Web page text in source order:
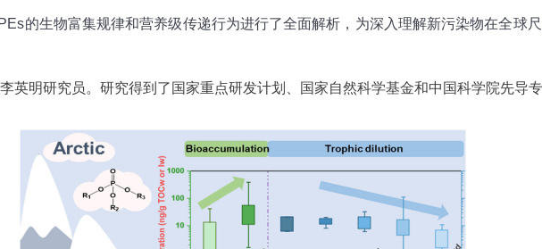
的生物富集规律和营养级传递行为进行了全面解析，为深入理解新污染物在全球
英明研究员。研究得到了国家重点研发计划、国家自然科学基金和中国科学院先导